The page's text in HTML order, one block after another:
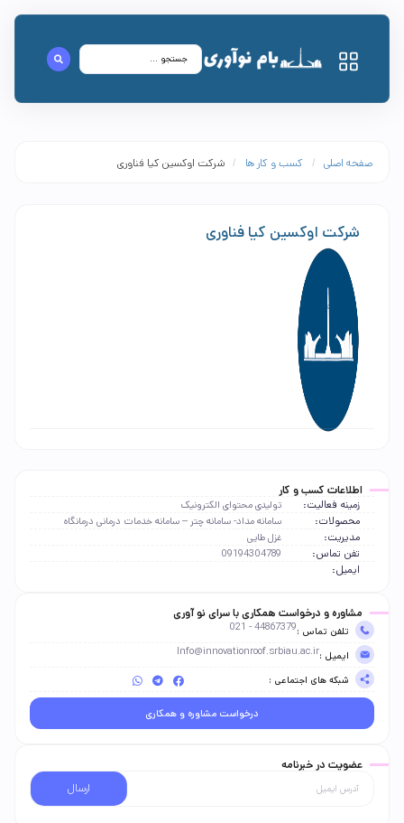
صفحه اصلی / کسب و کار ها / شرکت اوکسین کیا فناوری
شرکت اوکسین کیا فناوری
اطلاعات کسب و کار
زمینه فعالیت:
تولیدی محتوای الکترونیک
محصولات: سامانه مداد- سامانه چتر – سامانه خدمات درمانی درمانگاه
مدیریت: غزل طایی
تفن تماس: 09194304789
ایمیل:
مشاوره و درخواست همکاری با سرای نو آوری
تلفن تماس :44867379 - 021
ایمیل :Info@innovationroof.srbiau.ac.ir
شبکه های اجتماعی :
درخواست مشاوره و همکاری
عضویت در خبرنامه
ارسال